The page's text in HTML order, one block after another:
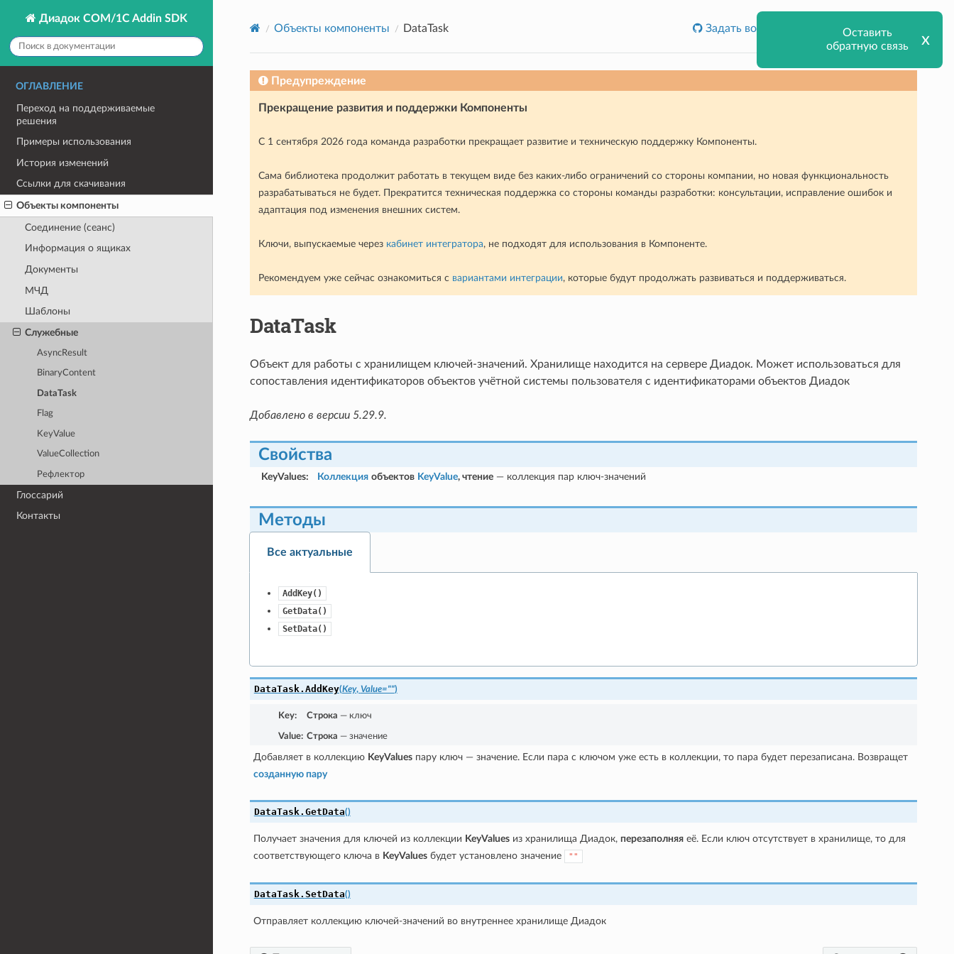
Диадок COM/1C Addin SDK
ОГЛАВЛЕНИЕ
Переход на поддерживаемые
решения
Примеры использования
История изменений
Ссылки для скачивания
Объекты компоненты
Соединение (сеанс)
Информация о ящиках
Документы
МЧД
Шаблоны
Служебные
AsyncResult
BinaryContent
DataTask
Flag
KeyValue
ValueCollection
Рефлектор
Глоссарий
Контакты
Объекты компоненты DataTask Задать вопрос или сообщить об ошибке
Предупреждение
Прекращение развития и поддержки Компоненты
С 1 сентября 2026 года команда разработки прекращает развитие и техническую поддержку Компоненты.
Сама библиотека продолжит работать в текущем виде без каких-либо ограничений со стороны компании, но новая функциональность
разрабатываться не будет. Прекратится техническая поддержка со стороны команды разработки: консультации, исправление ошибок и
адаптация под изменения внешних систем.
Ключи, выпускаемые через кабинет интегратора, не подходят для использования в Компоненте.
Рекомендуем уже сейчас ознакомиться с вариантами интеграции, которые будут продолжать развиваться и поддерживаться.
DataTask
Объект для работы с хранилищем ключей-значений. Хранилище находится на сервере Диадок. Может использоваться для
сопоставления идентификаторов объектов учётной системы пользователя с идентификаторами объектов Диадок
Добавлено в версии 5.29.9.
Свойства
KeyValues: Коллекция объектов KeyValue, чтение— коллекция пар ключ-значений
Методы
Все актуальные
AddKey()
GetData()
SetData()
DataTask. AddKey(Key, Value="")
Key: Строка — ключ
Value: Строка — значение
Добавляет в коллекцию KeyValuesпару ключ — значение. Если пара с ключом уже есть в коллекции, то пара будет перезаписана. Возвращет
созданную пару
DataTask. GetData()
Получает значения для ключей из коллекции KeyValuesиз хранилища Диадок, перезаполняяеё. Если ключ отсутствует в хранилище, то для
соответствующего ключа в KeyValuesбудет установлено значение ""
DataTask. SetData()
Отправляет коллекцию ключей-значений во внутреннее хранилище Диадок
Оставить
обратную связь
х